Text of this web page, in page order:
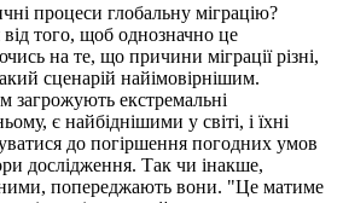
процеси глобальну міграцію?
того, щоб однозначно це
на те, що причини міграції різні,
сценарій найімовірнішим.
загрожують екстремальні
є найбіднішими у світі, і їхні
до погіршення погодних умов
дослідження. Так чи інакше,
попереджають вони. "Це матиме